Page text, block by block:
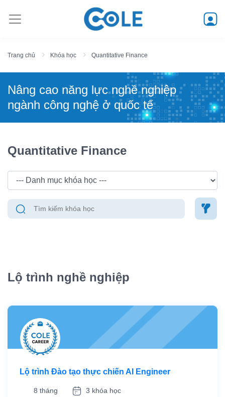
Trang chủ Khóa học Quantitative Finance
Nâng cao năng lực nghề nghiệp
ngành công nghệ ở quốc tế
Quantitative Finance
Lộ trình nghề nghiệp
Lộ trình Đào tạo thực chiến AI Engineer
8 tháng 3 khóa học